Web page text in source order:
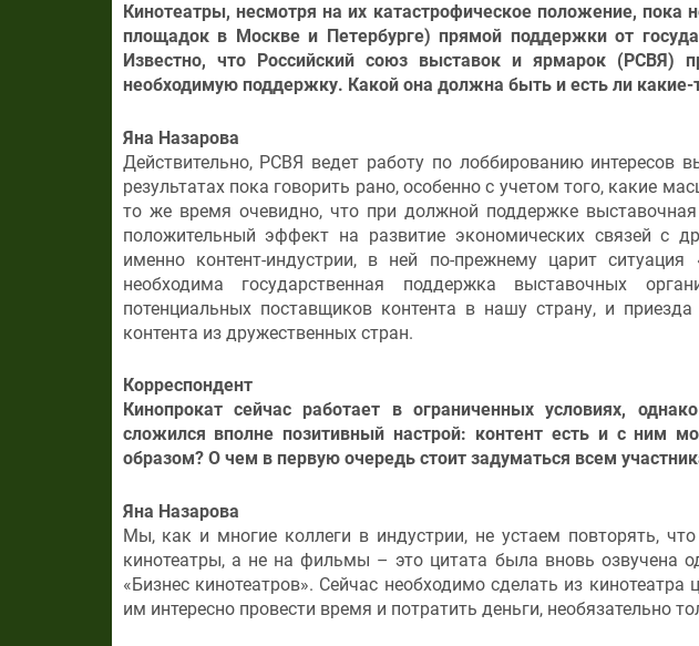
Кинотеатры, несмотря на их катастрофическое положение, пока
площадок в Москве и Петербурге) прямой поддержки от
Известно, что Российский союз выставок и ярмарок (РСВЯ)
необходимую поддержку. Какой она должна быть и есть ли какие-
Яна Назарова
Действительно, РСВЯ ведет работу по лоббированию интересов
результатах пока говорить рано, особенно с учетом того, какие
то же время очевидно, что при должной поддержке
положительный эффект на развитие экономических связей с
именно контент-индустрии, в ней по-прежнему царит
необходима государственная поддержка выставочных
потенциальных поставщиков контента в нашу страну, и приезда
контента из дружественных стран.
Корреспондент
Кинопрокат сейчас работает в ограниченных условиях,
сложился вполне позитивный настрой: контент есть и с ним
образом? О чем в первую очередь стоит задуматься всем
Яна Назарова
Мы, как и многие коллеги в индустрии, не устаем повторять,
кинотеатры, а не на фильмы – это цитата была вновь озвучена
«Бизнес кинотеатров». Сейчас необходимо сделать из
им интересно провести время и потратить деньги, необязательно